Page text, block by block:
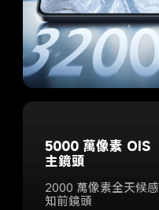
5000 萬像素 OIS
主鏡頭
2000 萬像素全天候感
知前鏡頭